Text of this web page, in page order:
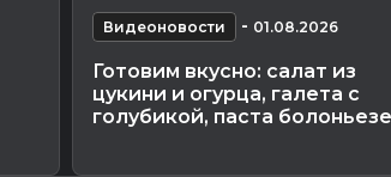
Видеоновости - 01.08.2026
Готовим вкусно: салат из
цукини и огурца, галета с
голубикой, паста болоньезе